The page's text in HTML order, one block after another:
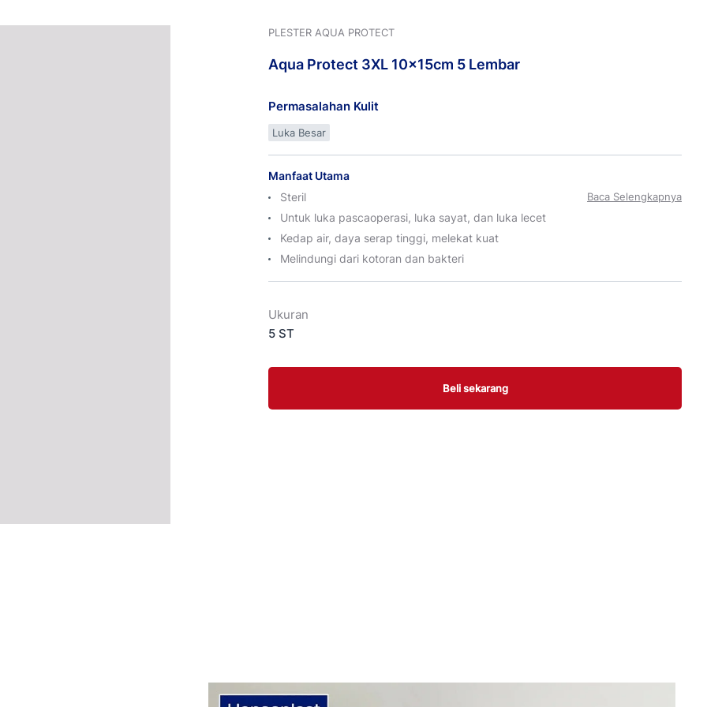
PLESTER AQUA PROTECT
Aqua Protect 3XL 10x15cm 5 Lembar
Permasalahan Kulit
Luka Besar
Manfaat Utama
Steril
Untuk luka pascaoperasi, luka sayat, dan luka lecet
Kedap air, daya serap tinggi, melekat kuat
Melindungi dari kotoran dan bakteri
Baca Selengkapnya
Ukuran
5 ST
Beli sekarang